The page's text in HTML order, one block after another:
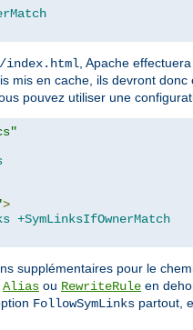
/index.html, Apache
mis en cache, ils devront
pouvez utiliser une
>
+SymLinksIfOwnerMatch
supplémentaires pour le
Alias ou RewriteRule en
FollowSymLinks partout,